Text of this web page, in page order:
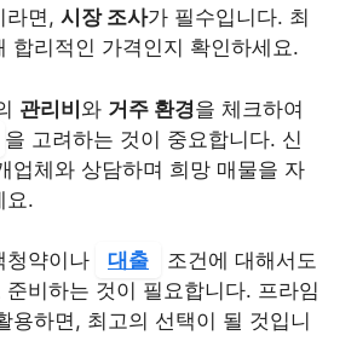
라면, 시장 조사가 필수입니다. 최
합리적인 가격인지 확인하세요.
관리비와 거주 환경을 체크하여
을 고려하는 것이 중요합니다. 신
업체와 상담하며 희망 매물을 자
요.
청약이나 대출
조건에 대해서도
비하는 것이 필요합니다. 프라임
용하면, 최고의 선택이 될 것입니